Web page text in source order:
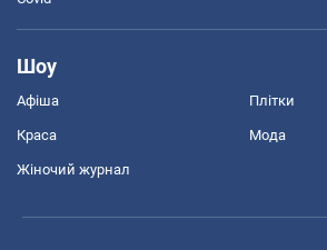
Шоу
Афіша Плітки
Краса Мода
Жіночий журнал